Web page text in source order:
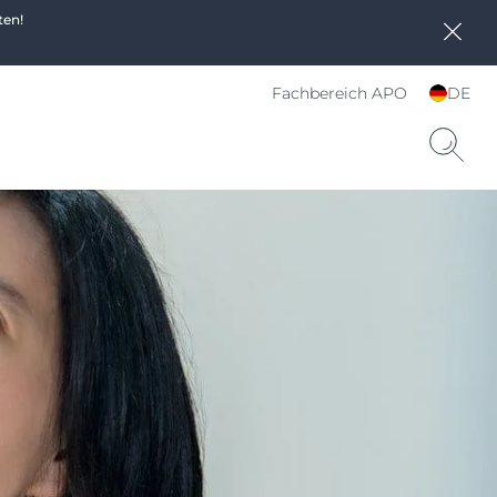
DE
wählen
Fachbereich APO